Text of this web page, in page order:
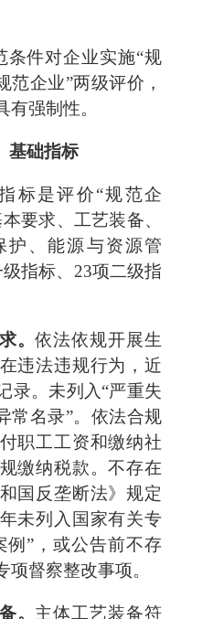
条件对企业实施“规
范企业”两级评价，
有强制性。
础指标
标是评价“规范企
要求、工艺装备、
护、能源与资源管
指标、23项二级指
。依法依规开展生
违法违规行为，近
录。未列入“严重失
常名录”。依法合规
职工工资和缴纳社
缴纳税款。不存在
国反垄断法》规定
未列入国家有关专
例”，或公告前不存
督察整改事项。
。 主体工艺装备符